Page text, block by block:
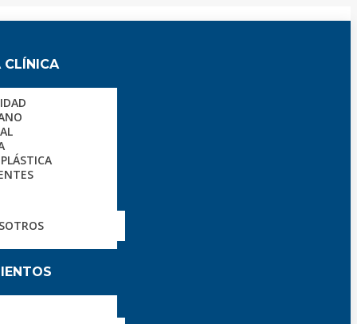
CLÍNICA